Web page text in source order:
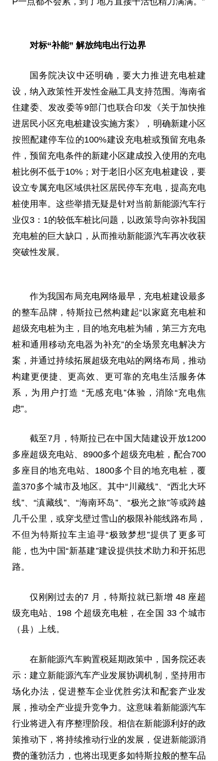
对标“补能” 解放纯电出行边界
国务院决议中还明确，要大力推进充电桩建
设，纳入政策性开发性金融工具支持范围。海南省
住建委、发改委等9部门也联合印发《关于加快推
进居民小区充电桩建设实施方案》，明确新建小区
按照配建停车位的100%建设充电桩或预留充电条
件，预留充电条件的新建小区建成投入使用的充电
桩比例不低于10%；对于老旧小区充电桩建设，要
设立专属充电区域供社区居民停车充电，提高充电
桩使用率。这些举措无疑是针对当前新能源汽车行
业仅3：1的较低车桩比问题，以政策导向弥补我国
充电桩的巨大缺口，从而推动新能源汽车再次收获
突破性发展。
作为我国布局充电网络最早，充电桩建设最多
的整车品牌，特斯拉已然构建起“以家庭充电桩和
超级充电桩为主，目的地充电桩为辅，第三方充电
桩和通用移动充电器为补充”的全场景充电解决方
案，并通过持续拓展超级充电站的网络布局，推动
构建更便捷、更高效、更可靠的充电生活服务体
系，为用户打造 “无感充电”体验，消除“充电焦
虑”。
截至7月，特斯拉已在中国 大陆建设开放1200
多座超级充电站、8900多个超级充电桩，配合700
多座目的地充电站、1800多个目的地充电桩，覆
盖370多个城市及地区。其中“川藏线”、“西北大环
线”、“滇藏线”、“海南环岛”、“极光之旅”等或跨越
几千公里，或穿戈壁过雪山的极限补能线路布局，
不但为特斯拉车主追寻“极致梦想”提供了更多可
能，也为中国“新基建”建设提供技术助力和开拓思
路。
仅刚刚过去的7 月，特斯拉就已新增 48 座超
级充电站、198 个超级充电桩，在全国 33 个城市
（县）上线。
在新能源汽车购置税延期政策中，国务院还表
示：建立新能源汽车产业发展协调机制，坚持用市
场化办法，促进整车企业优胜劣汰和配套产业发
展，推动全产业提升竞争力。这意味着新能源汽车
行业将进入有序整理阶段。相信在新能源利好的政
策推动下，将持续推动行业的发展，促进新能源消
费的蓬勃活力，也将出现更多如特斯拉般的整车品